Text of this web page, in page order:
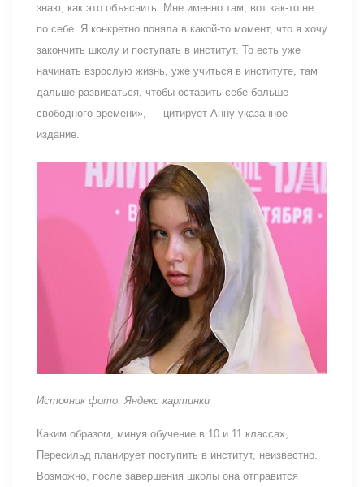
знаю, как это объяснить. Мне именно там, вот как-то не
по себе. Я конкретно поняла в какой-то момент, что я хочу
закончить школу и поступать в институт. То есть уже
начинать взрослую жизнь, уже учиться в институте, там
дальше развиваться, чтобы оставить себе больше
свободного времени», — цитирует Анну указанное
издание.
Источник фото: Яндекс картинки
Каким образом, минуя обучение в 10 и 11 классах,
Пересильд планирует поступить в институт, неизвестно.
Возможно, после завершения школы она отправится